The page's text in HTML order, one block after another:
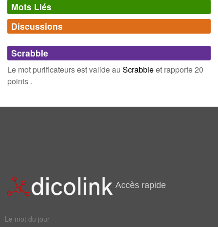
Mots Liés
Synonymes(4)
Mots avec la même signification
filtre
lustral
épurateur
feutre
filtre
passoire
Discussions
Connectez-vous inscrivez-vous
Scrabble
Le mot purificateurs est valide au Scrabbleet rapporte 20
points .
Accès rapide
Le mot du jour